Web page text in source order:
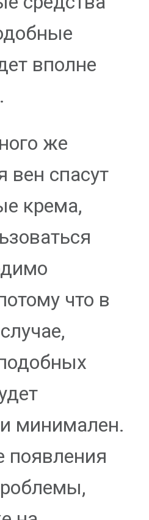
вполне
же
вен спасут
крема,
что в
минимален.
появления